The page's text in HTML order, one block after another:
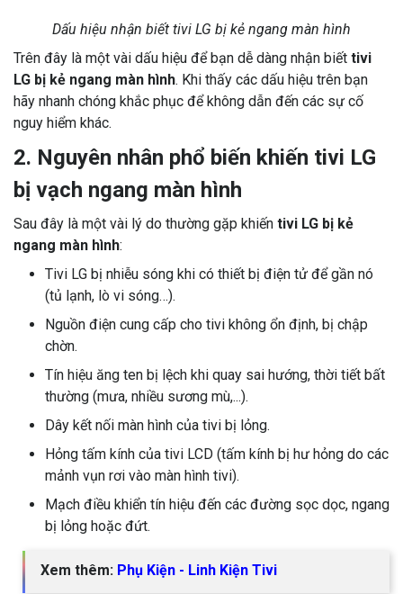
Dấu hiệu nhận biết tivi LG bị kẻ ngang màn hình
Trên đây là một vài dấu hiệu để bạn dễ dàng nhận biết tivi
LG bị kẻ ngang màn hình. Khi thấy các dấu hiệu trên bạn
hãy nhanh chóng khắc phục để không dẫn đến các sự cố
nguy hiểm khác.
2. Nguyên nhân phổ biến khiến tivi LG
bị vạch ngang màn hình
Sau đây là một vài lý do thường gặp khiến tivi LG bị kẻ
ngang màn hình:
Tivi LG bị nhiễu sóng khi có thiết bị điện tử để gần nó
(tủ lạnh, lò vi sóng…).
Nguồn điện cung cấp cho tivi không ổn định, bị chập
chờn.
Tín hiệu ăng ten bị lệch khi quay sai hướng, thời tiết bất
thường (mưa, nhiều sương mù,...).
Dây kết nối màn hình của tivi bị lỏng.
Hỏng tấm kính của tivi LCD (tấm kính bị hư hỏng do các
mảnh vụn rơi vào màn hình tivi).
Mạch điều khiển tín hiệu đến các đường sọc dọc, ngang
bị lỏng hoặc đứt.
Xem thêm: Phụ Kiện - Linh Kiện Tivi